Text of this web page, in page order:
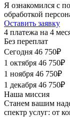
Я ознакомился с
обработкой
Оставить заявку
4 платежа на 4
Без переплат
Сегодня 46 750₽
1 октября 46 750₽
1 ноября 46 750₽
1 декабря 46 750₽
Наша миссия
Станем вашим
спектр услуг: от